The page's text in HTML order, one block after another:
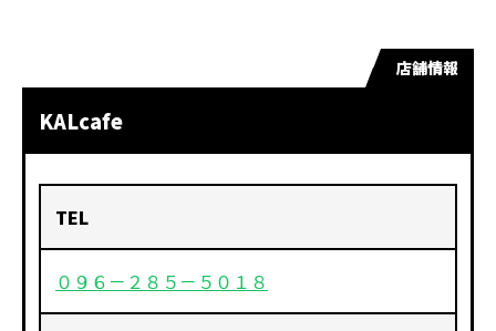
店舗情報
KALcafe
TEL
０９６－２８５－５０１８